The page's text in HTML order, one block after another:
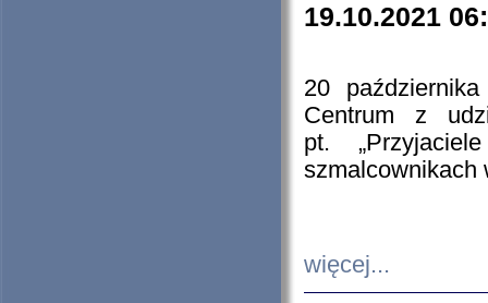
19.10.2021
20
Centrum z
pt.
szmalcownikach
więcej...